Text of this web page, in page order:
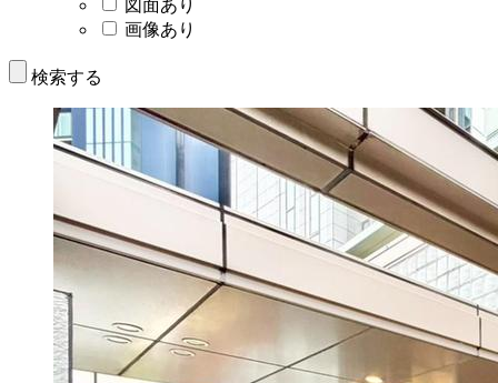
図面あり
画像あり
検索する